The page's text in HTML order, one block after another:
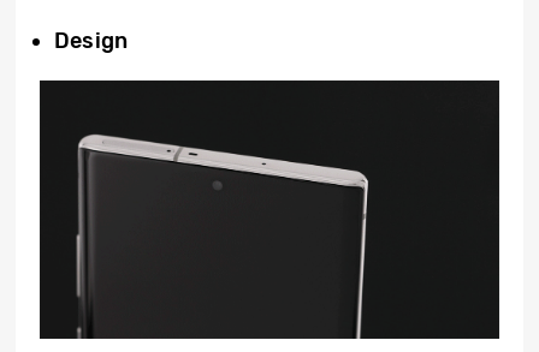
Design